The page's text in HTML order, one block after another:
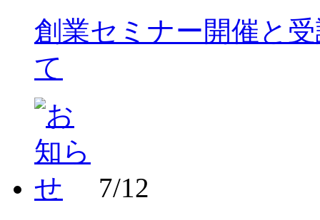
創業セミナー開催と
て
7/12